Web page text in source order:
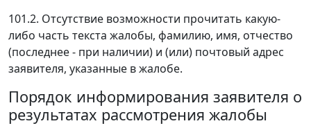
101.2. Отсутствие возможности прочитать какую-
либо часть текста жалобы, фамилию, имя, отчество
(последнее - при наличии) и (или) почтовый адрес
заявителя, указанные в жалобе.
Порядок информирования заявителя о
результатах рассмотрения жалобы